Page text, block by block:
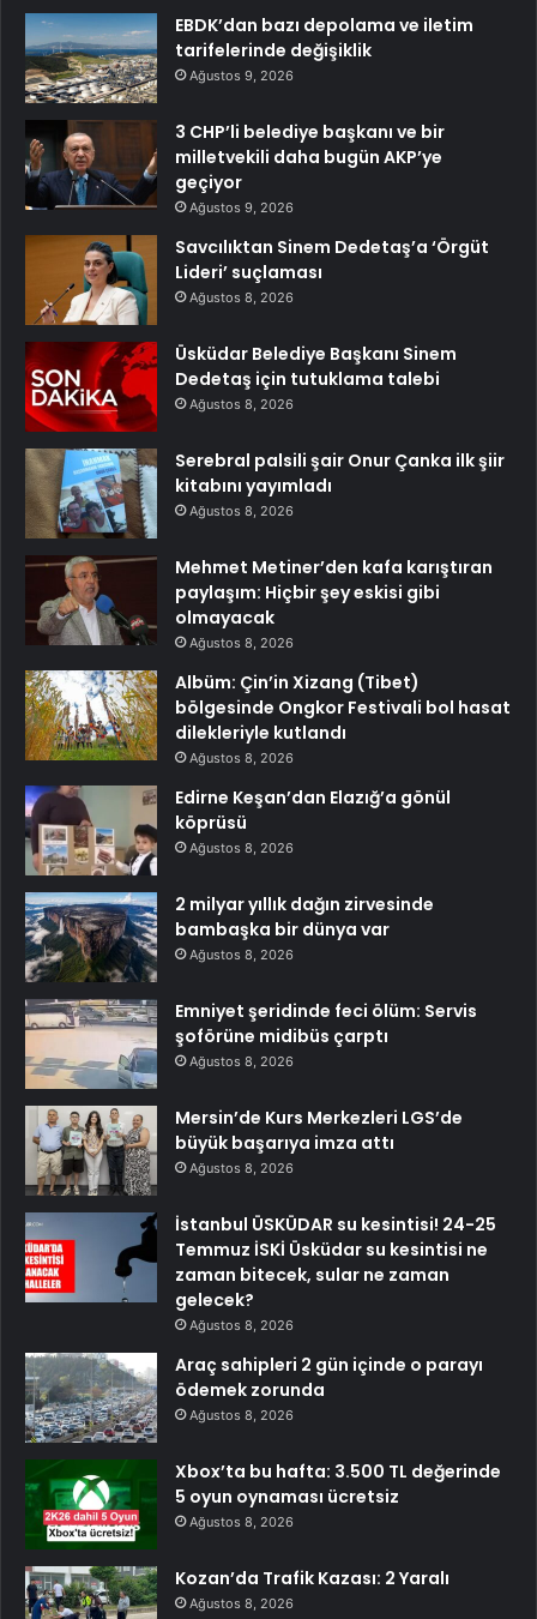
EBDK’dan bazı depolama ve iletim
tarifelerinde değişiklik
Ağustos 9, 2026
3 CHP’li belediye başkanı ve bir
milletvekili daha bugün AKP’ye
geçiyor
Ağustos 9, 2026
Savcılıktan Sinem Dedetaş’a ‘Örgüt
Lideri’ suçlaması
Ağustos 8, 2026
Üsküdar Belediye Başkanı Sinem
Dedetaş için tutuklama talebi
Ağustos 8, 2026
Serebral palsili şair Onur Çanka ilk şiir
kitabını yayımladı
Ağustos 8, 2026
Mehmet Metiner’den kafa karıştıran
paylaşım: Hiçbir şey eskisi gibi
olmayacak
Ağustos 8, 2026
Albüm: Çin’in Xizang (Tibet)
bölgesinde Ongkor Festivali bol hasat
dilekleriyle kutlandı
Ağustos 8, 2026
Edirne Keşan’dan Elazığ’a gönül
köprüsü
Ağustos 8, 2026
2 milyar yıllık dağın zirvesinde
bambaşka bir dünya var
Ağustos 8, 2026
Emniyet şeridinde feci ölüm: Servis
şoförüne midibüs çarptı
Ağustos 8, 2026
Mersin’de Kurs Merkezleri LGS’de
büyük başarıya imza attı
Ağustos 8, 2026
İstanbul ÜSKÜDAR su kesintisi! 24-25
Temmuz İSKİ Üsküdar su kesintisi ne
zaman bitecek, sular ne zaman
gelecek?
Ağustos 8, 2026
Araç sahipleri 2 gün içinde o parayı
ödemek zorunda
Ağustos 8, 2026
Xbox’ta bu hafta: 3.500 TL değerinde
5 oyun oynaması ücretsiz
Ağustos 8, 2026
Kozan’da Trafik Kazası: 2 Yaralı
Ağustos 8, 2026